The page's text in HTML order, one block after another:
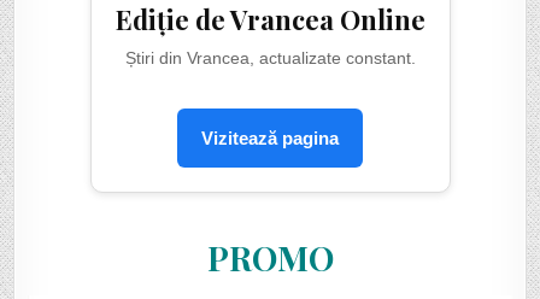
Ediție de Vrancea Online
Știri din Vrancea, actualizate constant.
Vizitează pagina
PROMO